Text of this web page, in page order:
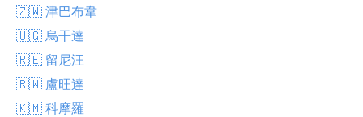
🇿🇼 津巴布韋
🇺🇬 烏干達
🇷🇪 留尼汪
🇷🇼 盧旺達
🇰🇲 科摩羅